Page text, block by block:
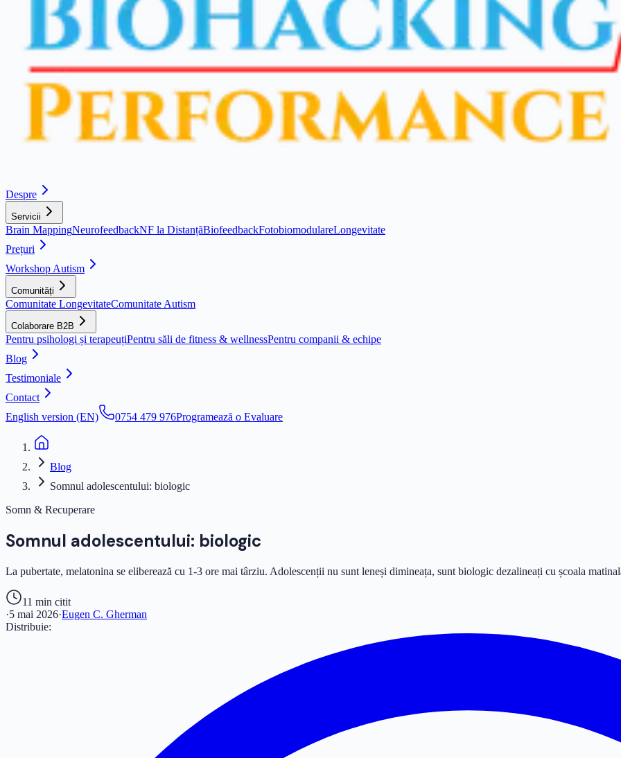
Despre
Servicii
Brain MappingNeurofeedbackNF la DistanțăBiofeedbackFotobiomodulareLongevitate
Prețuri
Workshop Autism
Comunități
Comunitate LongevitateComunitate Autism
Colaborare B2B
Pentru psihologi și terapeuțiPentru săli de fitness & wellnessPentru companii & echipe
Blog
Testimoniale
Contact
English version (EN)
0754 479 976Programează o Evaluare
Blog
Somnul adolescentului: biologic
Somn & Recuperare
Somnul adolescentului: biologic
La pubertate, melatonina se eliberează cu 1-3 ore mai târziu. Adolescenții nu sunt leneși dimineața, sunt biologic dezalineați cu școala
11 min citit
·5 mai 2026·Eugen C. Gherman
Distribuie: